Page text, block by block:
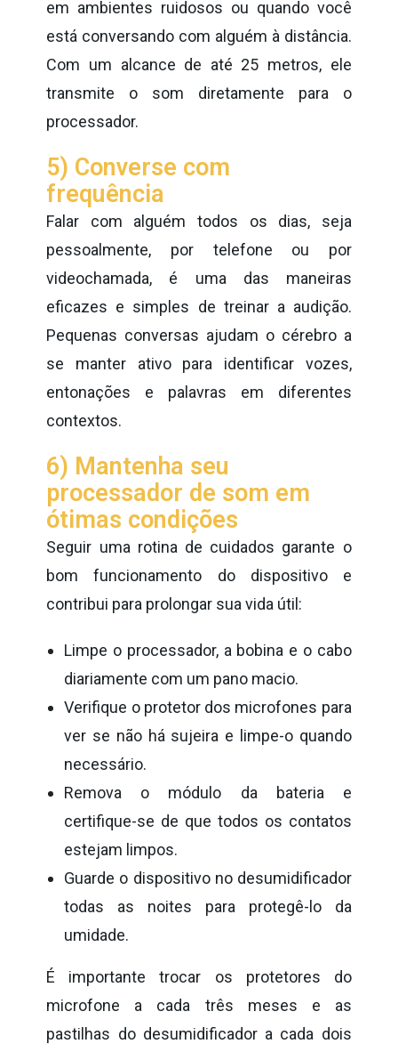
em ambientes ruidosos ou quando você
está conversando com alguém à distância.
Com um alcance de até 25 metros, ele
transmite o som diretamente para o
processador.
5) Converse com
frequência
Falar com alguém todos os dias, seja
pessoalmente, por telefone ou por
videochamada, é uma das maneiras
eficazes e simples de treinar a audição.
Pequenas conversas ajudam o cérebro a
se manter ativo para identificar vozes,
entonações e palavras em diferentes
contextos.
6) Mantenha seu
processador de som em
ótimas condições
Seguir uma rotina de cuidados garante o
bom funcionamento do dispositivo e
contribui para prolongar sua vida útil:
Limpe o processador, a bobina e o cabo
diariamente com um pano macio.
Verifique o protetor dos microfones para
ver se não há sujeira e limpe-o quando
necessário.
Remova o módulo da bateria e
certifique-se de que todos os contatos
estejam limpos.
Guarde o dispositivo no desumidificador
todas as noites para protegê-lo da
umidade.
É importante trocar os protetores do
microfone a cada três meses e as
pastilhas do desumidificador a cada dois